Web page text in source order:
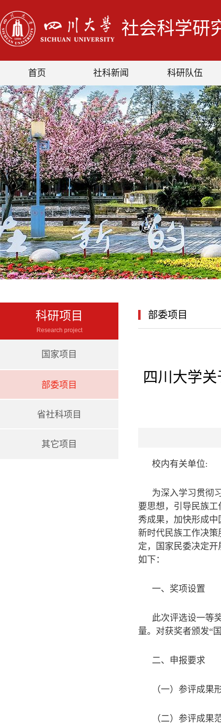
社会科学研
首页 社科新闻 科研队伍
科研项目
Research project
国家项目
部委项目
省社科项目
其它项目
部委项目
四川大学
校内有关单位:
为深入学习贯彻
要思想，引导民族
秀成果，加快形成
新时代民族工作决
定，国家民委决定
如下：
一、奖项设置
此次评选设一等
量。对获奖者颁发“
二、申报要求
（一）参评成果
（二）参评成果